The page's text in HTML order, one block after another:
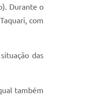
Durante o
com
das
também